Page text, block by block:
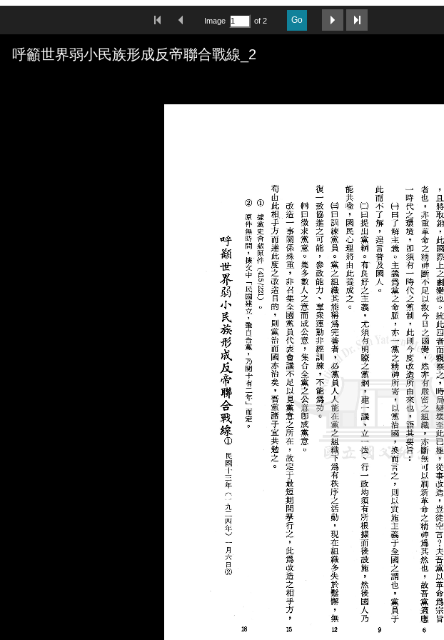
First ImagePrevious Image
Image of 2 Go
Next Image
Media Viewer
呼籲世界弱小民族形成反帝聯合戰線_2